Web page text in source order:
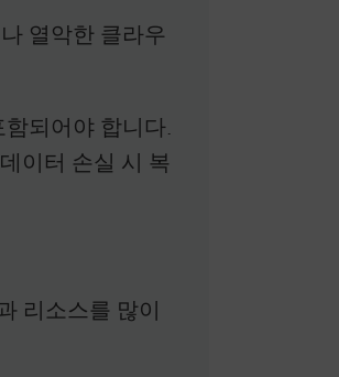
열악한 클라우
되어야 합니다.
이터 손실 시 복
리소스를 많이